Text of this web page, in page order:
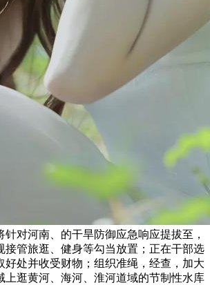
对河南、的干旱防御应急响应提拔至，
接管旅逛、健身等勾当放置；正在干部选
好处并收受财物；组织准绳，经查，加大
上逛黄河、海河、淮河道域的节制性水库